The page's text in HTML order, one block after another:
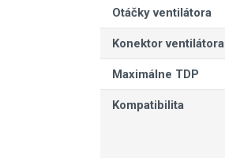
Otáčky ventilátora
Konektor ventilátora
Maximálne TDP
Kompatibilita